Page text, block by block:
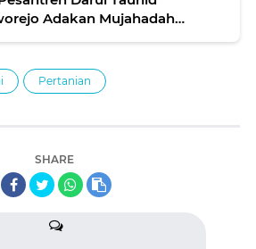
Adakan Mujahadah
Pertanian
SHARE